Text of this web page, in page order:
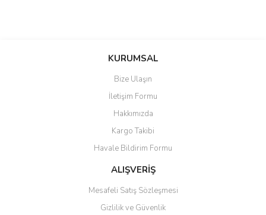
KURUMSAL
Bize Ulaşın
İletişim Formu
Hakkımızda
Kargo Takibi
Havale Bildirim Formu
ALIŞVERİŞ
Mesafeli Satış Sözleşmesi
Gizlilik ve Güvenlik